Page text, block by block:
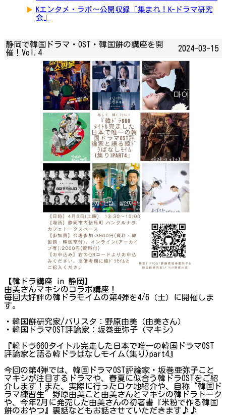
▶ Kエンタメ・ラボ～公開収録「集まれ！K-ドラマ研究
会」
静岡で韓国ドラマ・OST・韓国餅の講座を開
催！Vol.4
2024-03-15
【韓ドラ講座 in 静岡】
由美さんマキシのコラボ講座！
毎回大好評の韓ドラモイムの第4弾を4/6（土）に開催しま
す。
・韓国餅研究家/バリスタ：野原由美（由美さん）
・韓国ドラマOST評論家：坂巻亜弥子（マキシ）
『韓ドラ660タイトル完走した日本で唯一の韓国ドラマOST
評論家と語る韓ドラばなしモイム(集り)part4』
今回の第4弾では、韓国ドラマOST評論家・坂巻亜弥子こと
マキシが注目するドラマや、春夏に似合う韓ドラOSTをご紹
介します！また、実際に行ったロケ地紹介や、自称“韓国ド
ラマ練習生”野原由美こと由美さんとマキシの韓ドラトーク
や、今年2月に発売した由美さんの初著書『米粉で作る韓国
餅のおやつ』裏話などもお話させていただきます♪♪